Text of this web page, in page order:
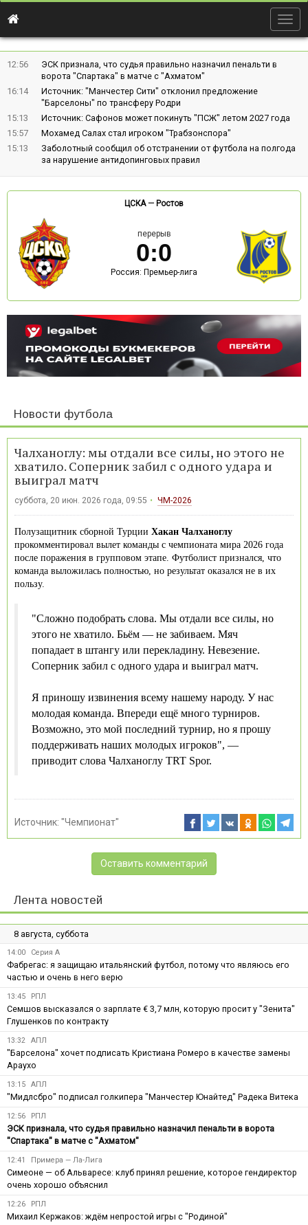
12:56
ЭСК признала, что судья правильно назначил пенальти в
ворота "Спартака" в матче с "Ахматом"
16:14
Источник: "Манчестер Сити" отклонил предложение
"Барселоны" по трансферу Родри
15:13
Источник: Сафонов может покинуть "ПСЖ" летом 2027 года
15:57
Мохамед Салах стал игроком "Трабзонспора"
15:13
Заболотный сообщил об отстранении от футбола на полгода
за нарушение антидопинговых правил
ЦСКА— Ростов
перерыв
0:0
Россия: Премьер-лига
Новости футбола
Чалханоглу: мы отдали все силы, но этого не
хватило. Соперник забил с одного удара и
выиграл матч
суббота, 20 июн. 2026 года, 09:55 ЧМ-2026
Полузащитник сборной Турции Хакан Чалханоглу
прокомментировал вылет команды с чемпионата мира 2026 года
после поражения в групповом этапе. Футболист признался, что
команда выложилась полностью, но результат оказался не в их
пользу.
"Сложно подобрать слова. Мы отдали все силы, но
этого не хватило. Бьём — не забиваем. Мяч
попадает в штангу или перекладину. Невезение.
Соперник забил с одного удара и выиграл матч.
Я приношу извинения всему нашему народу. У нас
молодая команда. Впереди ещё много турниров.
Возможно, это мой последний турнир, но я прошу
поддерживать наших молодых игроков", —
приводит слова Чалханоглу TRT Spor.
Источник: "Чемпионат"
Оставить комментарий
Лента новостей
8 августа, суббота
14:00 Серия А
Фабрегас: я защищаю итальянский футбол, потому что являюсь его
частью и очень в него верю
13:45 РПЛ
Семшов высказался о зарплате € 3,7 млн, которую просит у "Зенита"
Глушенков по контракту
13:32 АПЛ
"Барселона" хочет подписать Кристиана Ромеро в качестве замены
Араухо
13:15 АПЛ
"Мидлсбро" подписал голкипера "Манчестер Юнайтед" Радека Витека
12:56 РПЛ
ЭСК признала, что судья правильно назначил пенальти в ворота
"Спартака" в матче с "Ахматом"
12:41 Примера — Ла-Лига
Симеоне — об Альваресе: клуб принял решение, которое гендиректор
очень хорошо объяснил
12:26 РПЛ
Михаил Кержаков: ждём непростой игры с "Родиной"